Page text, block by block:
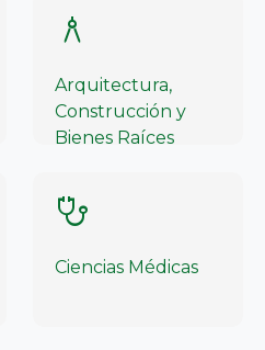
architecture
Arquitectura,
Construcción y
Bienes Raíces
stethoscope
Ciencias Médicas